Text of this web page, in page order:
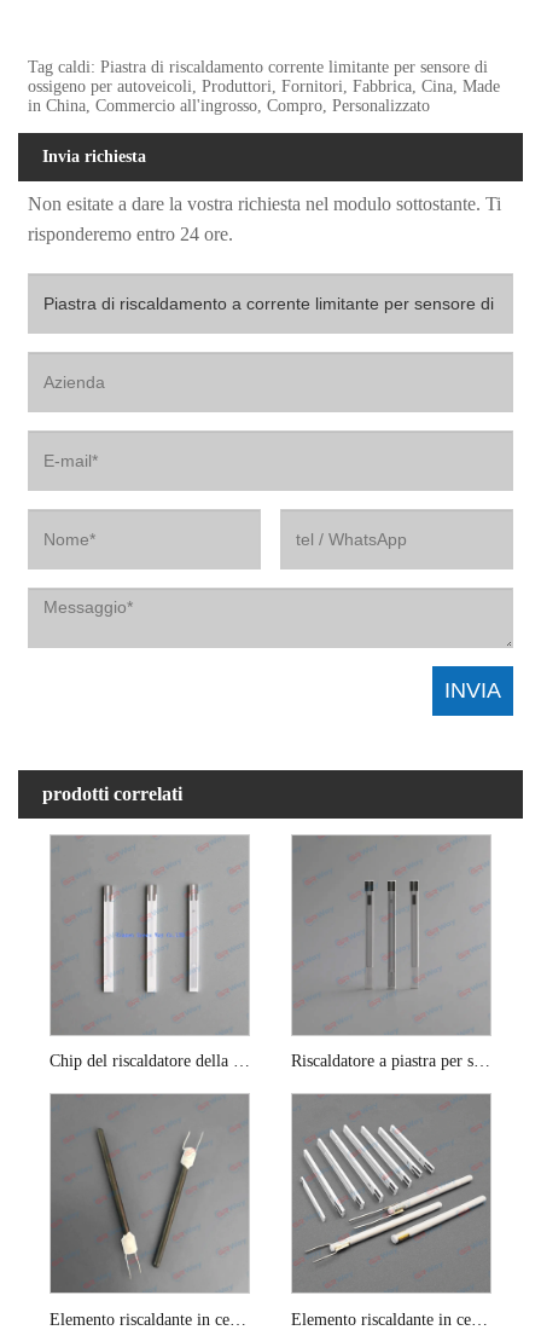
Tag caldi: Piastra di riscaldamento corrente limitante per sensore di
ossigeno per autoveicoli, Produttori, Fornitori, Fabbrica, Cina, Made
in China, Commercio all'ingrosso, Compro, Personalizzato
Invia richiesta
Non esitate a dare la vostra richiesta nel modulo sottostante. Ti
risponderemo entro 24 ore.
prodotti correlati
Elemento riscaldante in ceramica con sensore di ossigeno al nitruro di silicio da 1 ohm